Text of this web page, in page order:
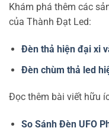
Khám phá thêm các
của Thành Đạt Led:
Đèn thả hiện đại xi
Đèn chùm thả led
Đọc thêm bài viết hữu
So Sánh Đèn UFO